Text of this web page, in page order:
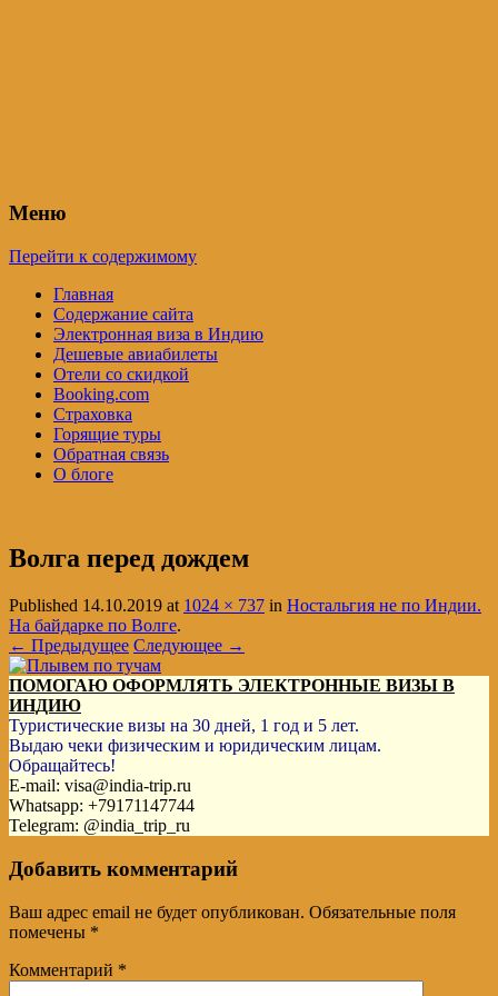
Меню
Перейти к содержимому
Главная
Содержание сайта
Электронная виза в Индию
Дешевые авиабилеты
Отели со скидкой
Booking.com
Страховка
Горящие туры
Обратная связь
О блоге
Волга перед дождем
Published 14.10.2019 at 1024 × 737 in Ностальгия не по Индии.
На байдарке по Волге.
← Предыдущее Следующее →
ПОМОГАЮ ОФОРМЛЯТЬ ЭЛЕКТРОННЫЕ ВИЗЫ В
ИНДИЮ
Туристические визы на 30 дней, 1 год и 5 лет.
Выдаю чеки физическим и юридическим лицам.
Обращайтесь!
E-mail: visa@india-trip.ru
Whatsapp: +79171147744
Telegram: @india_trip_ru
Добавить комментарий
Ваш адрес email не будет опубликован. Обязательные поля
помечены *
Комментарий *